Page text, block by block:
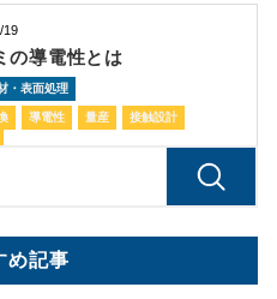
19
の導電性とは
・表面処理
導電性 量産
接触設計
め記事